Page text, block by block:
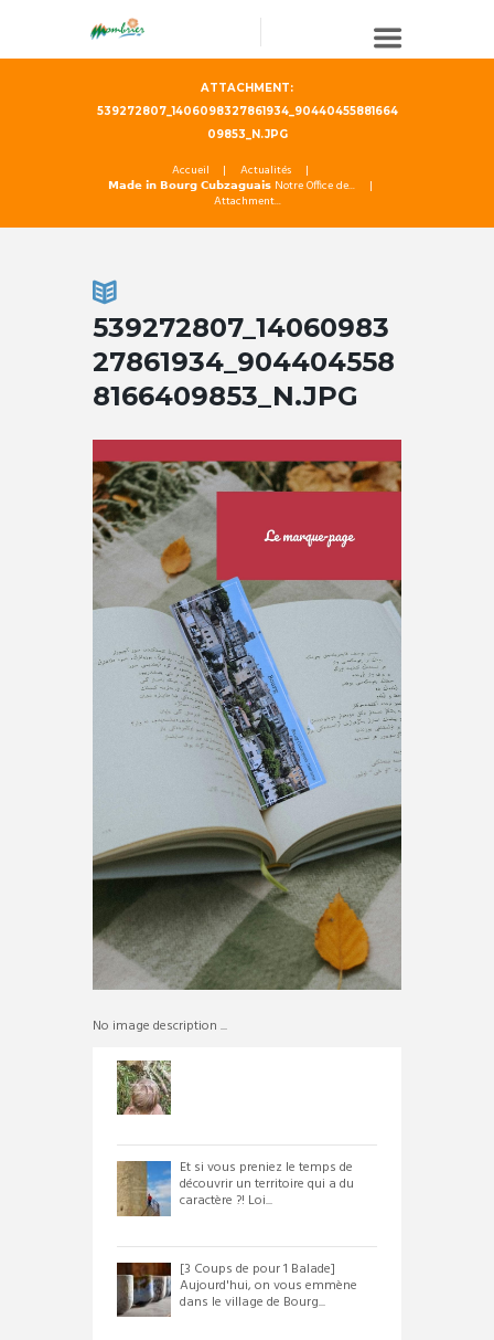
ATTACHMENT:
539272807_1406098327861934_90440455881664
09853_N.JPG
Accueil
Actualités
𝗠𝗮𝗱𝗲 𝗶𝗻 𝗕𝗼𝘂𝗿𝗴 𝗖𝘂𝗯𝘇𝗮𝗴𝘂𝗮𝗶𝘀 Notre Office de...
Attachment...
539272807_14060983
27861934_904404558
8166409853_N.JPG
No image description ...
Et si vous preniez le temps de
découvrir un territoire qui a du
caractère ?! Loi...
[3 Coups de pour 1 Balade]
Aujourd'hui, on vous emmène
dans le village de Bourg...